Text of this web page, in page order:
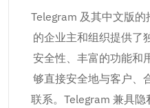
Telegram 及其中文版
的企业主和组织提供了
安全性、丰富的功能和
够直接安全地与客户、
联系。Telegram 兼具隐